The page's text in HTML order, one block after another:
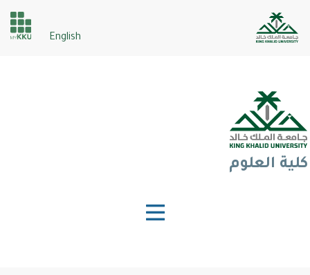
English
كلية العلوم